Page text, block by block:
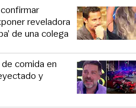
reveladora
de una colega
comida en
y